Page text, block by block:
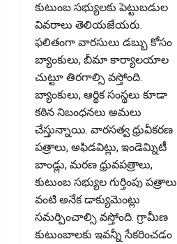
కుటుంబ సభ్యులకు పెట్టుబడుల
వివరాలు తెలియజేయరు.
ఫలితంగా వారసులు డబ్బు కోసం
బ్యాంకులు, బీమా కార్యాలయాల
చుట్టూ తిరగాల్సి వస్తోంది.
బ్యాంకులు, ఆర్థిక సంస్థలు కూడా
కఠిన నిబంధనలు అమలు
చేస్తున్నాయి. వారసత్వ ధ్రువీకరణ
పత్రాలు, అఫిడవిట్లు, ఇండెమ్నిటీ
బాండ్లు, మరణ ధ్రువపత్రాలు,
కుటుంబ సభ్యుల గుర్తింపు పత్రాలు
వంటి అనేక డాక్యుమెంట్లు
సమర్పించాల్సి వస్తోంది. గ్రామీణ
కుటుంబాలకు ఇవన్నీ సేకరించడం